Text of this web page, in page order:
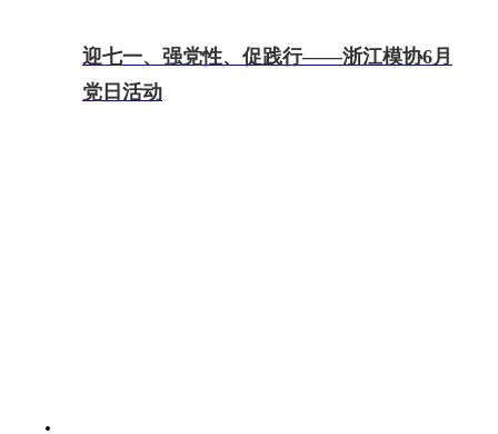
迎七一、强党性、促践行——浙江模协6月
党日活动